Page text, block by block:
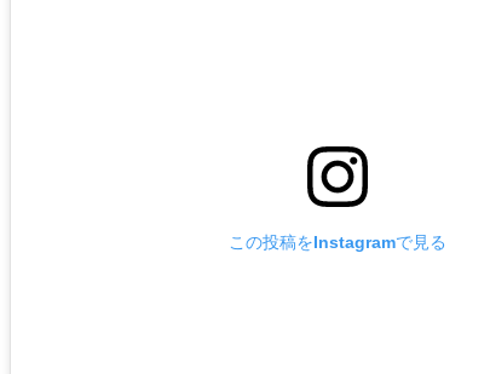
この投稿をInstagramで見る